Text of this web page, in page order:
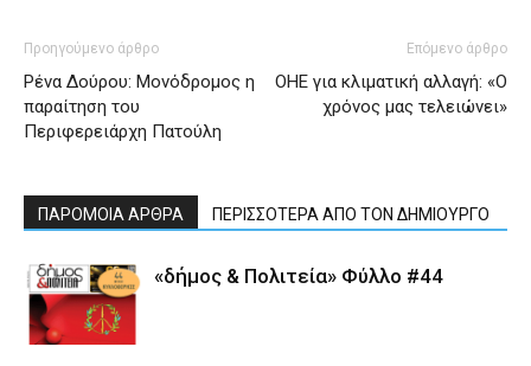
Προηγούμενο άρθρο
Ρένα Δούρου: Μονόδρομος η
παραίτηση του
Περιφερειάρχη Πατούλη
Επόμενο άρθρο
ΟΗΕ για κλιματική αλλαγή: «Ο
χρόνος μας τελειώνει»
ΠΑΡΟΜΟΙΑ ΑΡΘΡΑ ΠΕΡΙΣΣΟΤΕΡΑ ΑΠΟ ΤΟΝ ΔΗΜΙΟΥΡΓΟ
«δήμος & Πολιτεία» Φύλλο #44